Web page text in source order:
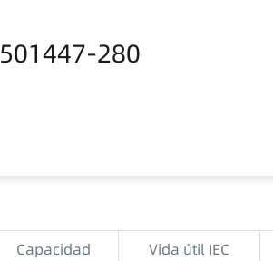
501447-280
Capacidad
Vida útil IEC